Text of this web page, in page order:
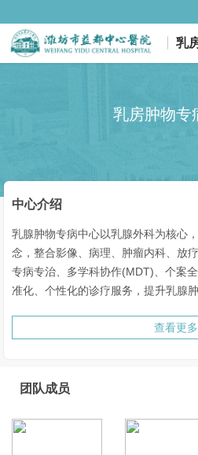
乳
乳房肿物专
中心介绍
乳腺肿物专病中心以乳腺外科为核心
念，整合影像、病理、肿瘤内科、放
专病专治、多学科协作(MDT)、个案
准化、个性化的诊疗服务，提升乳腺
查看更多
团队成员